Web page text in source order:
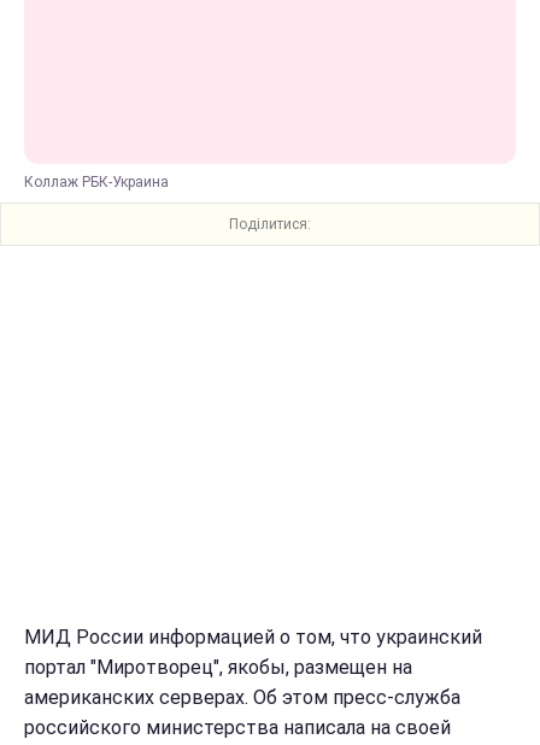
Коллаж РБК-Украина
Поділитися:
МИД России информацией о том, что украинский
портал "Миротворец", якобы, размещен на
американских серверах. Об этом пресс-служба
российского министерства написала на своей